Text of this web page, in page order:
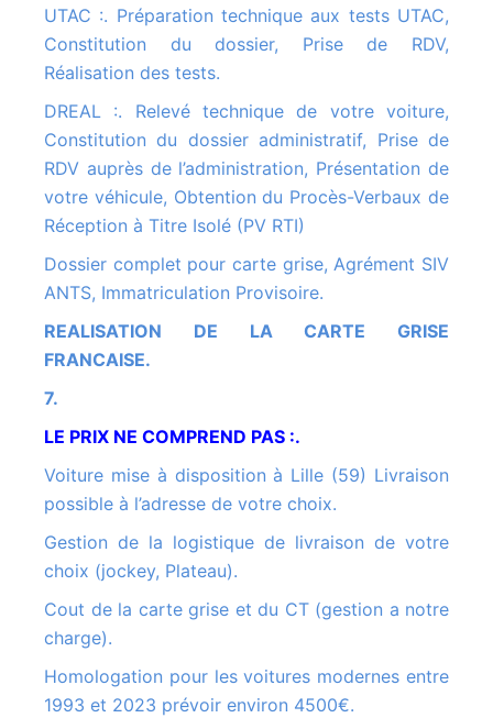
UTAC :. Préparation technique aux tests UTAC,
Constitution du dossier, Prise de RDV,
Réalisation des tests.
DREAL :. Relevé technique de votre voiture,
Constitution du dossier administratif, Prise de
RDV auprès de l’administration, Présentation de
votre véhicule, Obtention du Procès-Verbaux de
Réception à Titre Isolé (PV RTI)
Dossier complet pour carte grise, Agrément SIV
ANTS, Immatriculation Provisoire.
REALISATION DE LA CARTE GRISE
FRANCAISE.
7.
LE PRIX NE COMPREND PAS :.
Voiture mise à disposition à Lille (59) Livraison
possible à l’adresse de votre choix.
Gestion de la logistique de livraison de votre
choix (jockey, Plateau).
Cout de la carte grise et du CT (gestion a notre
charge).
Homologation pour les voitures modernes entre
1993 et 2023 prévoir environ 4500€.